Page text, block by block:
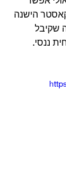
הישנה
שקיבל
ננסי.